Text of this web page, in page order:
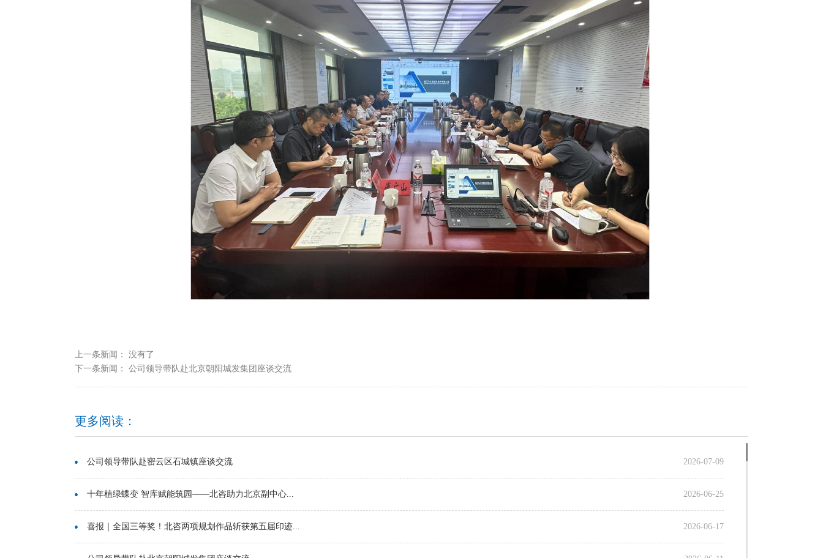
上一条新闻： 没有了
下一条新闻： 公司领导带队赴北京朝阳城发集团座谈交流
更多阅读：
公司领导带队赴密云区石城镇座谈交流 2026-07-09
十年植绿蝶变 智库赋能筑园——北咨助力北京副中心... 2026-06-25
喜报｜全国三等奖！北咨两项规划作品斩获第五届印迹... 2026-06-17